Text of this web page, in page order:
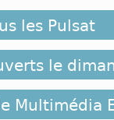
les Pulsat
le
Multimédia